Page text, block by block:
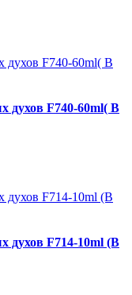
F740-60ml( В
F714-10ml (В